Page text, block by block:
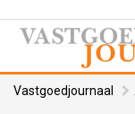
Vastgoedjournaal